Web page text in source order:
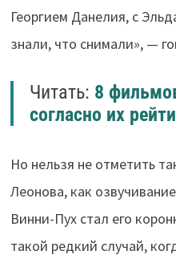
Георгием Данелия, с
знали, что снимали», —
Читать: 8
согласно их
Но нельзя не отметить
Леонова, как
Винни-Пух стал его
такой редкий случай,